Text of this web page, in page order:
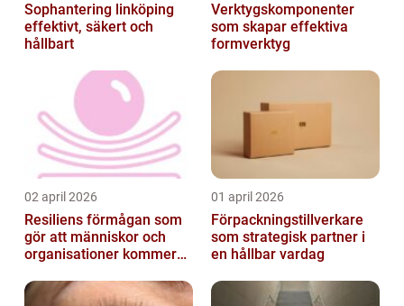
Sophantering linköping
effektivt, säkert och
hållbart
Verktygskomponenter
som skapar effektiva
formverktyg
02 april 2026
Resiliens förmågan som
gör att människor och
organisationer kommer
01 april 2026
Förpackningstillverkare
som strategisk partner i
en hållbar vardag